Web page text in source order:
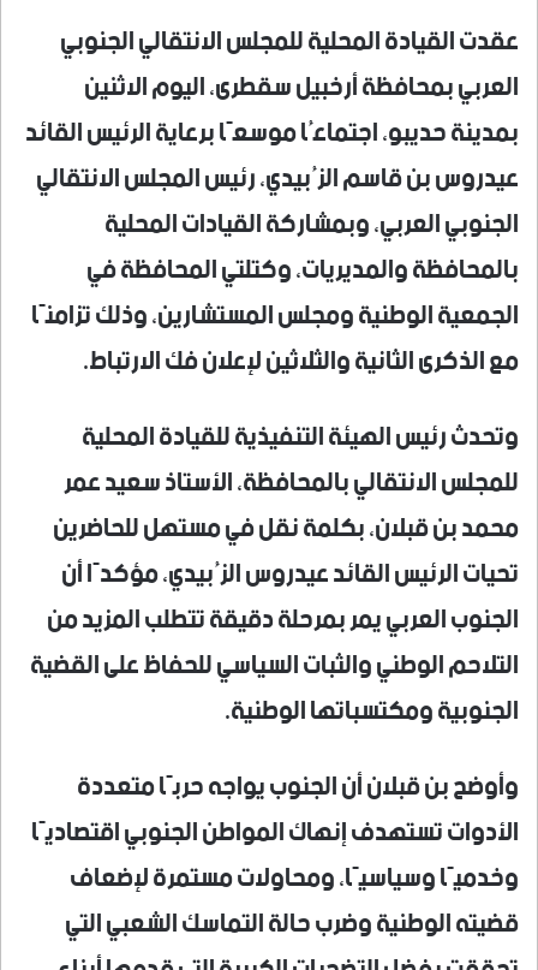
عقدت القيادة المحلية للمجلس الانتقالي الجنوبي
العربي بمحافظة أرخبيل سقطرى، اليوم الاثنين
بمدينة حديبو، اجتماعُا موسعًا برعاية الرئيس القائد
عيدروس بن قاسم الزُبيدي، رئيس المجلس الانتقالي
الجنوبي العربي، وبمشاركة القيادات المحلية
بالمحافظة والمديريات، وكتلتي المحافظة في
الجمعية الوطنية ومجلس المستشارين، وذلك تزامنًا
مع الذكرى الثانية والثلاثين لإعلان فك الارتباط.
وتحدث رئيس الهيئة التنفيذية للقيادة المحلية
للمجلس الانتقالي بالمحافظة، الأستاذ سعيد عمر
محمد بن قبلان، بكلمة نقل في مستهل للحاضرين
تحيات الرئيس القائد عيدروس الزُبيدي، مؤكدًا أن
الجنوب العربي يمر بمرحلة دقيقة تتطلب المزيد من
التلاحم الوطني والثبات السياسي للحفاظ على القضية
الجنوبية ومكتسباتها الوطنية.
وأوضح بن قبلان أن الجنوب يواجه حربًا متعددة
الأدوات تستهدف إنهاك المواطن الجنوبي اقتصاديًا
وخدميًا وسياسيًا، ومحاولات مستمرة لإضعاف
قضيته الوطنية وضرب حالة التماسك الشعبي التي